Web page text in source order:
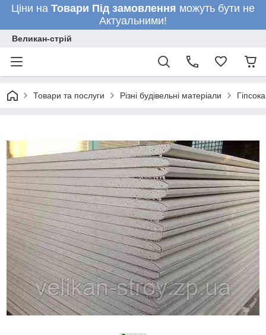
Ціни на Товари Під замовлення можуть бути не
Актуальними!
Великан-стрій
Товари та послуги Різні будівельні матеріали